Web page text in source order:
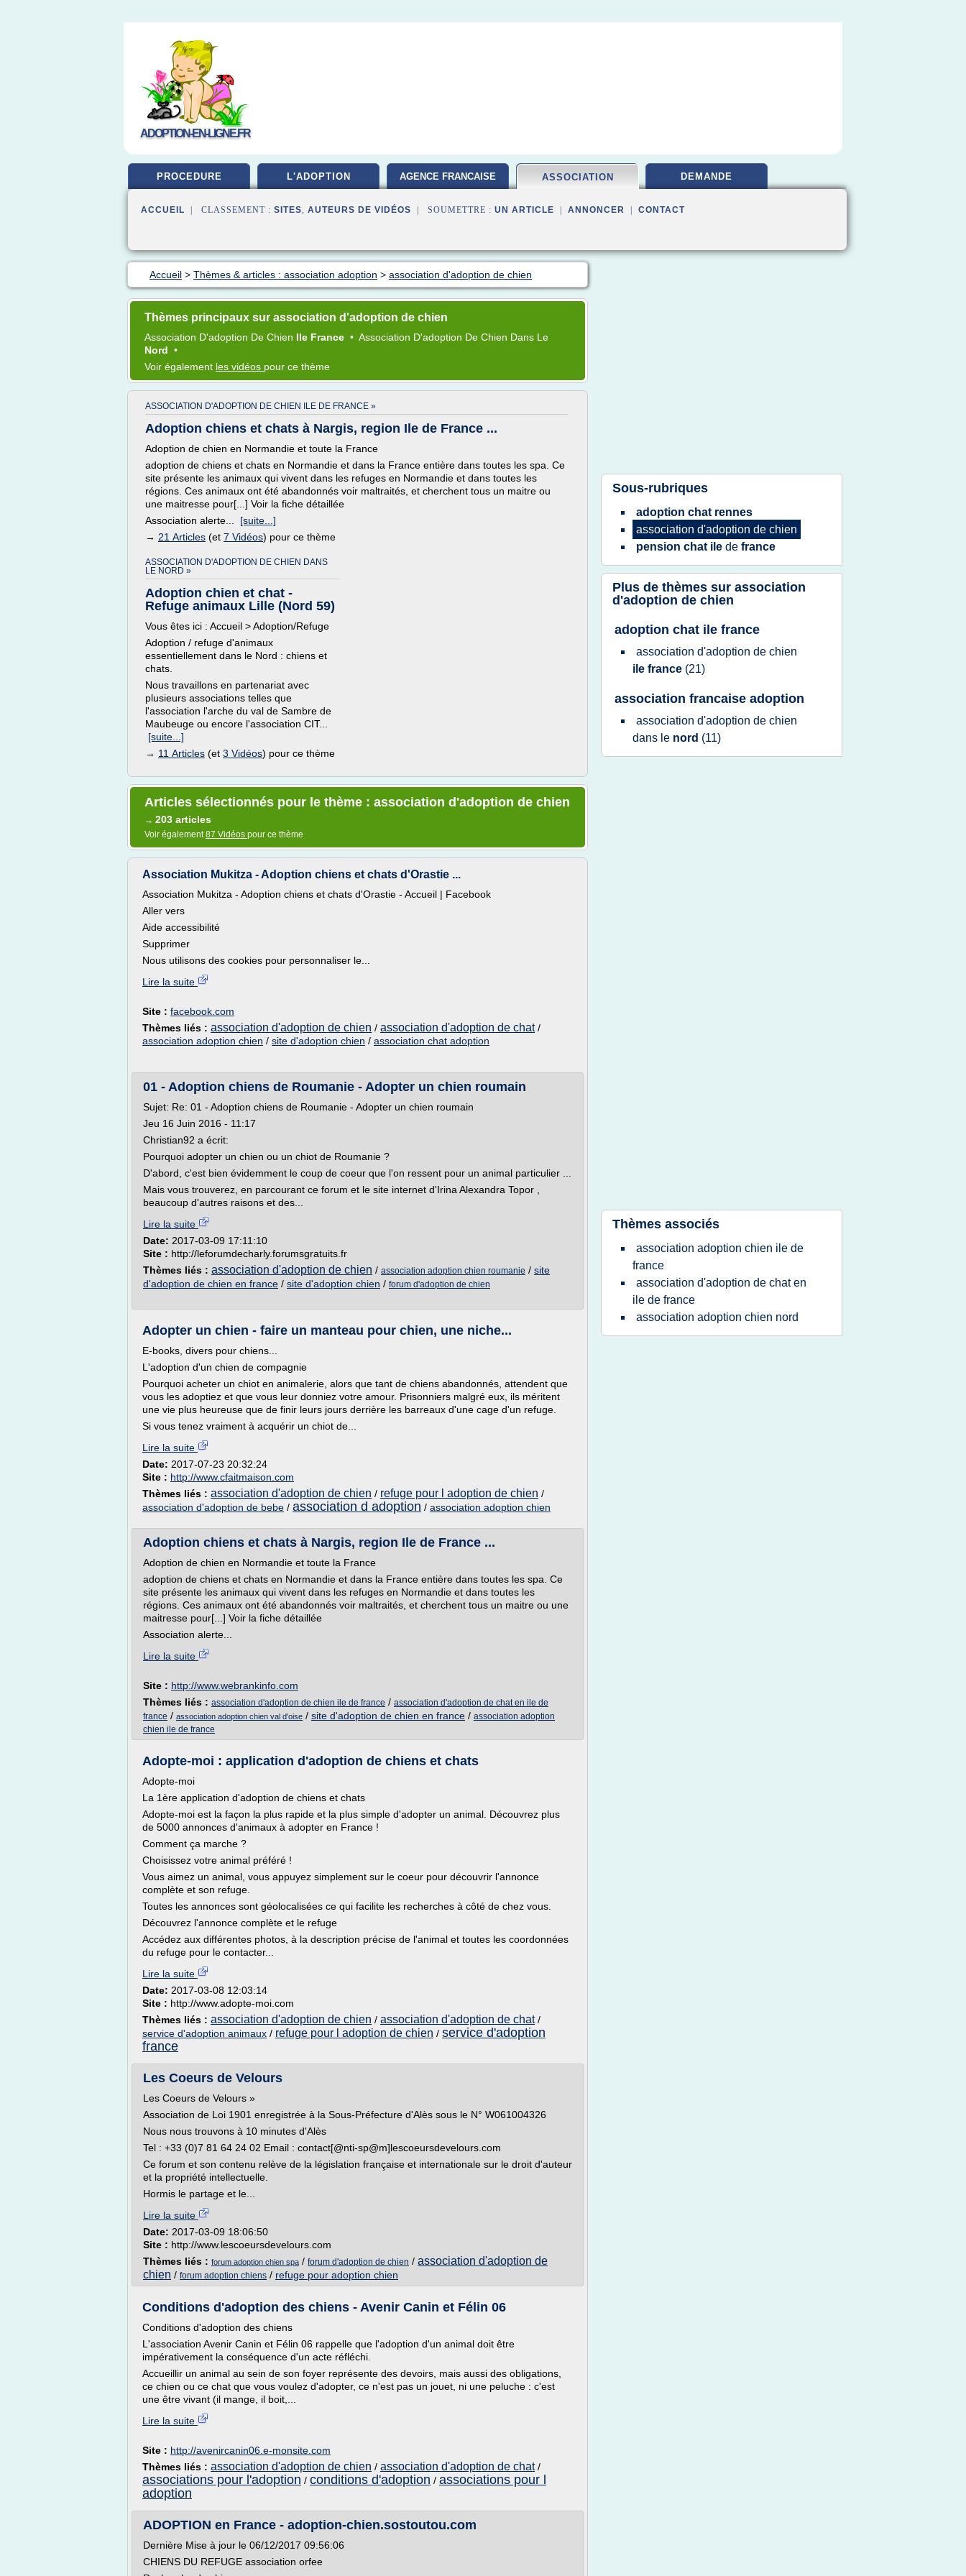
ADOPTION-EN-LIGNE.FR
PROCEDURE L'ADOPTION AGENCE FRANCAISE ASSOCIATION DEMANDE
ACCUEIL | CLASSEMENT : SITES, AUTEURS DE VIDÉOS | SOUMETTRE : UN ARTICLE ANNONCER CONTACT
Accueil > Thèmes & articles : association adoption > association d'adoption de chien
Thèmes principaux sur association d'adoption de chien
Association D'adoption De Chien Ile France • Association D'adoption De Chien Dans Le
Nord •
Voir également les vidéos pour ce thème
ASSOCIATION D'ADOPTION DE CHIEN ILE DE FRANCE »
Adoption chiens et chats à Nargis, region Ile de France ...
Adoption de chien en Normandie et toute la France
adoption de chiens et chats en Normandie et dans la France entière dans toutes les spa. Ce
site présente les animaux qui vivent dans les refuges en Normandie et dans toutes les
régions. Ces animaux ont été abandonnés voir maltraités, et cherchent tous un maitre ou
une maitresse pour[...] Voir la fiche détaillée
Association alerte... [suite...]
→ 21 Articles (et 7 Vidéos) pour ce thème
ASSOCIATION D'ADOPTION DE CHIEN DANS
LE NORD »
Adoption chien et chat -
Refuge animaux Lille (Nord 59)
Vous êtes ici : Accueil > Adoption/Refuge
Adoption / refuge d'animaux
essentiellement dans le Nord : chiens et
chats.
Nous travaillons en partenariat avec
plusieurs associations telles que
l'association l'arche du val de Sambre de
Maubeuge ou encore l'association CIT...
[suite...]
→ 11 Articles (et 3 Vidéos) pour ce thème
Articles sélectionnés pour le thème : association d'adoption de chien
→ 203 articles
Voir également87 Vidéos pour ce thème
Association Mukitza - Adoption chiens et chats d'Orastie ...
Association Mukitza - Adoption chiens et chats d'Orastie - Accueil | Facebook
Aller vers
Aide accessibilité
Supprimer
Nous utilisons des cookies pour personnaliser le...
Lire la suite
Site : facebook.com
Thèmes liés : association d'adoption de chien / association d'adoption de chat/
association adoption chien / site d'adoption chien / association chat adoption
01 - Adoption chiens de Roumanie - Adopter un chien roumain
Sujet: Re: 01 - Adoption chiens de Roumanie - Adopter un chien roumain
Jeu 16 Juin 2016 - 11:17
Christian92 a écrit:
Pourquoi adopter un chien ou un chiot de Roumanie ?
D'abord, c'est bien évidemment le coup de coeur que l'on ressent pour un animal particulier ...
Mais vous trouverez, en parcourant ce forum et le site internet d'Irina Alexandra Topor ,
beaucoup d'autres raisons et des...
Lire la suite
Date: 2017-03-09 17:11:10
Site : http://leforumdecharly.forumsgratuits.fr
Thèmes liés : association d'adoption de chien / association adoption chien roumanie / site
d'adoption de chien en france / site d'adoption chien / forum d'adoption de chien
Adopter un chien - faire un manteau pour chien, une niche...
E-books, divers pour chiens...
L'adoption d'un chien de compagnie
Pourquoi acheter un chiot en animalerie, alors que tant de chiens abandonnés, attendent que
vous les adoptiez et que vous leur donniez votre amour. Prisonniers malgré eux, ils méritent
une vie plus heureuse que de finir leurs jours derrière les barreaux d'une cage d'un refuge.
Si vous tenez vraiment à acquérir un chiot de...
Lire la suite
Date: 2017-07-23 20:32:24
Site : http://www.cfaitmaison.com
Thèmes liés : association d'adoption de chien / refuge pour l adoption de chien /
association d'adoption de bebe / association d adoption / association adoption chien
Adoption chiens et chats à Nargis, region Ile de France ...
Adoption de chien en Normandie et toute la France
adoption de chiens et chats en Normandie et dans la France entière dans toutes les spa. Ce
site présente les animaux qui vivent dans les refuges en Normandie et dans toutes les
régions. Ces animaux ont été abandonnés voir maltraités, et cherchent tous un maitre ou une
maitresse pour[...] Voir la fiche détaillée
Association alerte...
Lire la suite
Site : http://www.webrankinfo.com
Thèmes liés : association d'adoption de chien ile de france / association d'adoption de chat en ile de
france / association adoption chien val d'oise / site d'adoption de chien en france / association adoption
chien ile de france
Adopte-moi : application d'adoption de chiens et chats
Adopte-moi
La 1ère application d'adoption de chiens et chats
Adopte-moi est la façon la plus rapide et la plus simple d'adopter un animal. Découvrez plus
de 5000 annonces d'animaux à adopter en France !
Comment ça marche ?
Choisissez votre animal préféré !
Vous aimez un animal, vous appuyez simplement sur le coeur pour découvrir l'annonce
complète et son refuge.
Toutes les annonces sont géolocalisées ce qui facilite les recherches à côté de chez vous.
Découvrez l'annonce complète et le refuge
Accédez aux différentes photos, à la description précise de l'animal et toutes les coordonnées
du refuge pour le contacter...
Lire la suite
Date: 2017-03-08 12:03:14
Site : http://www.adopte-moi.com
Thèmes liés : association d'adoption de chien / association d'adoption de chat/
service d'adoption animaux / refuge pour l adoption de chien / service d'adoption
france
Les Coeurs de Velours
Les Coeurs de Velours »
Association de Loi 1901 enregistrée à la Sous-Préfecture d'Alès sous le N° W061004326
Nous nous trouvons à 10 minutes d'Alès
Tel : +33 (0)7 81 64 24 02 Email : contact[@nti-sp@m]lescoeursdevelours.com
Ce forum et son contenu relève de la législation française et internationale sur le droit d'auteur
et la propriété intellectuelle.
Hormis le partage et le...
Lire la suite
Date: 2017-03-09 18:06:50
Site : http://www.lescoeursdevelours.com
Thèmes liés : forum adoption chien spa / forum d'adoption de chien / association d'adoption de
chien / forum adoption chiens / refuge pour adoption chien
Conditions d'adoption des chiens - Avenir Canin et Félin 06
Conditions d'adoption des chiens
L'association Avenir Canin et Félin 06 rappelle que l'adoption d'un animal doit être
impérativement la conséquence d'un acte réfléchi.
Accueillir un animal au sein de son foyer représente des devoirs, mais aussi des obligations,
ce chien ou ce chat que vous voulez d'adopter, ce n'est pas un jouet, ni une peluche : c'est
une être vivant (il mange, il boit,...
Lire la suite
Site : http://avenircanin06.e-monsite.com
Thèmes liés : association d'adoption de chien / association d'adoption de chat/
associations pour l'adoption / conditions d'adoption / associations pour l
adoption
ADOPTION en France - adoption-chien.sostoutou.com
Dernière Mise à jour le 06/12/2017 09:56:06
CHIENS DU REFUGE association orfee
Sous-rubriques
adoption chat rennes
association d'adoption de chien
pension chat ile de france
Plus de thèmes sur association
d'adoption de chien
adoption chat ile france
association d'adoption de chien
ile france (21)
association francaise adoption
association d'adoption de chien
dans le nord (11)
Thèmes associés
association adoption chien ile de
france
association d'adoption de chat en
ile de france
association adoption chien nord